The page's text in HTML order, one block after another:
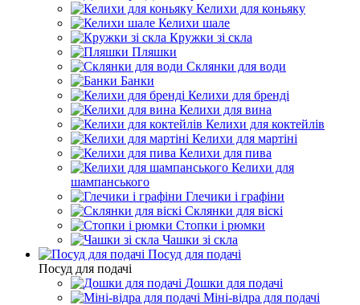
Келихи для коньяку
Келихи шале
Кружки зі скла
Пляшки
Склянки для води
Банки
Келихи для бренді
Келихи для вина
Келихи для коктейлів
Келихи для мартіні
Келихи для пива
Келихи для
шампанського
Глечики і графіни
Склянки для віскі
Стопки і рюмки
Чашки зі скла
Посуд для подачі
Посуд для подачі
Дошки для подачі
Міні-відра для подачі